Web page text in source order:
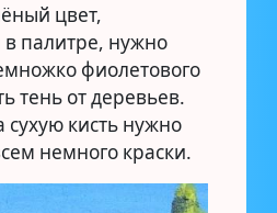
цвет,
в палитре, нужно
фиолетового
тень от деревьев.
сухую кисть нужно
немного краски.